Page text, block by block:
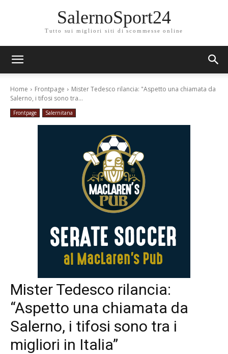
SalernoSport24
Tutto sui migliori siti di scommesse online
Home Frontpage
Mister Tedesco rilancia: "Aspetto una chiamata da
Salerno, i tifosi sono tra...
Frontpage Salernitana
Mister Tedesco rilancia:
“Aspetto una chiamata da
Salerno, i tifosi sono tra i
migliori in Italia”